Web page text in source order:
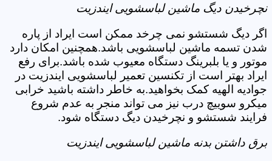
نچرخیدن دیگ ماشین لباسشویی ایندزیت
اگر دیگ شستشو نمی چرخد ممکن است ایراد از پاره
شدن تسمه ماشین لباسشویی باشد.همچنین امکان دارد
موتور و یا بلبرینگ دستگاه معیوب شده باشد.برای رفع
ایراد بهتر است از تکنسین تعمیر لباسشویی ایندزیت در
جوادیه الهیه کمک بخواهید.به خاطر داشته باشید خرابی
میکرو سوییچ درب نیز می تواند منجر به عدم شروع
فرایند شستشو و نچرخیدن دیگ دستگاه شود.
برق داشتن بدنه ماشین لباسشویی ایندزیت